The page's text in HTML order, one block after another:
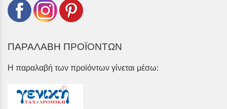
ΠΑΡΑΛΑΒΗ ΠΡΟΪΟΝΤΩΝ
Η παραλαβή των προϊόντων γίνεται μέσω: